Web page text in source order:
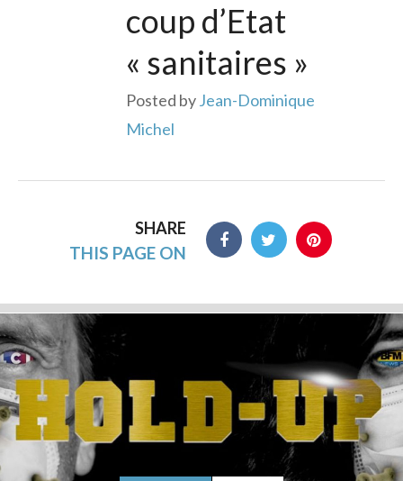
coup d’Etat
« sanitaires »
Posted byJean-Dominique
Michel
SHARE
THIS PAGE ON